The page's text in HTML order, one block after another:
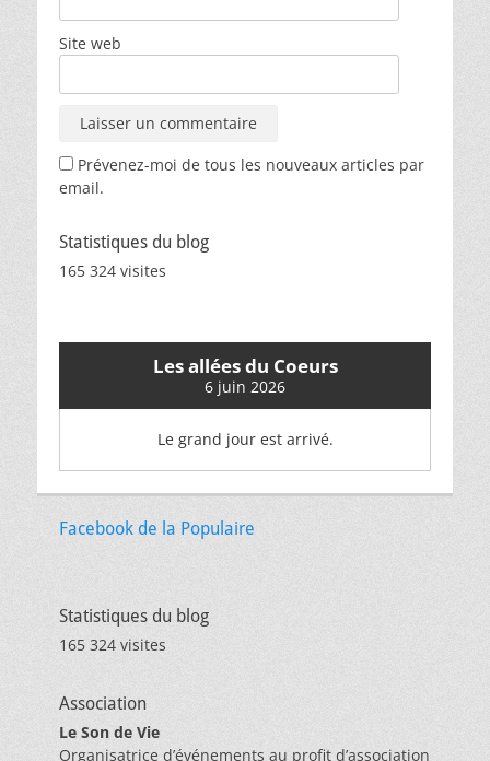
Site web
Prévenez-moi de tous les nouveaux articles par
email.
Statistiques du blog
165 324 visites
Les allées du Coeurs
6 juin 2026
Le grand jour est arrivé.
Facebook de la Populaire
Statistiques du blog
165 324 visites
Association
Le Son de Vie
Organisatrice d’événements au profit d’association